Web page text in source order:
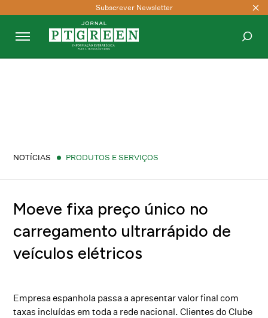
Subscrever Newsletter
NOTÍCIAS PRODUTOS E SERVIÇOS
Moeve fixa preço único no
carregamento ultrarrápido de
veículos elétricos
Empresa espanhola passa a apresentar valor final com
taxas incluídas em toda a rede nacional. Clientes do Clube